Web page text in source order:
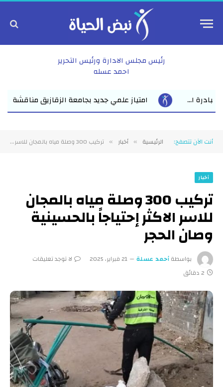
رئيس مجلس الادارة ورئيس التحرير
احمد عسله
بجامعة الزقازيق مناقشة رسالة ماجستير للباحث عمرو عبد المنعم
أنت الآن تتصفح: الرئيسية » أخبار » تركيب 300 وصلة مياه بالمجان للاسر الاكثر إحتياجاً بالحسينية وصان الحجر
أخبار
تركيب 300 وصلة مياه بالمجان
للاسر الاكثر إحتياجاً بالحسينية
وصان الحجر
بواسطةأحمد عسلة 21 فبراير، 2025
لا توجد تعليقات
2 دقائق